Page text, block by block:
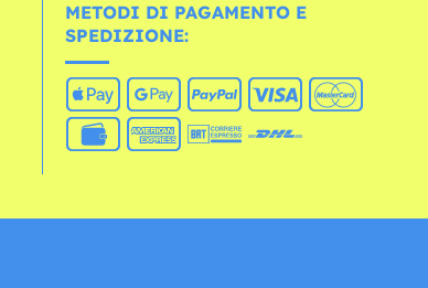
METODI DI PAGAMENTO E
SPEDIZIONE: